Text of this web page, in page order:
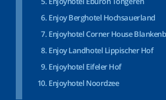
Enjoy Berghotel Hochsauerland
Enjoyhotel Corner House
Enjoy Landhotel Lippischer Hof
Enjoyhotel Eifeler Hof
Enjoyhotel Noordzee